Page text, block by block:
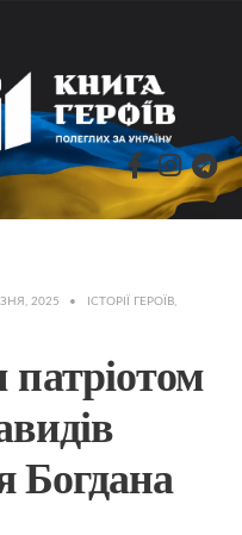
2025 • ІСТОРІЇ ГЕРОЇВ,
Богдана